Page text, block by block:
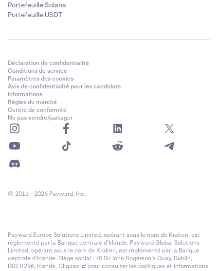
Portefeuille Solana
Portefeuille USDT
Déclaration de confidentialité
Conditions de service
Paramètres des cookies
Avis de confidentialité pour les candidats
Informations
Règles du marché
Centre de conformité
Ne pas vendre/partager
© 2011 - 2026 Payward, Inc.
Payward Europe Solutions Limited, opérant sous le nom de Kraken, est
réglementé par la Banque centrale d’Irlande. Payward Global Solutions
Limited, opérant sous le nom de Kraken, est réglementé par la Banque
centrale d’Irlande. Siège social : 70 Sir John Rogerson’s Quay, Dublin,
D02 R296, Irlande. Cliquezici pour consulter les politiques et informations